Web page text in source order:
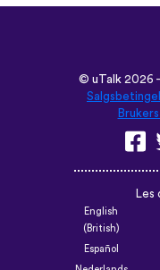
© uTalk2026 -
Les
English
(British)
Español